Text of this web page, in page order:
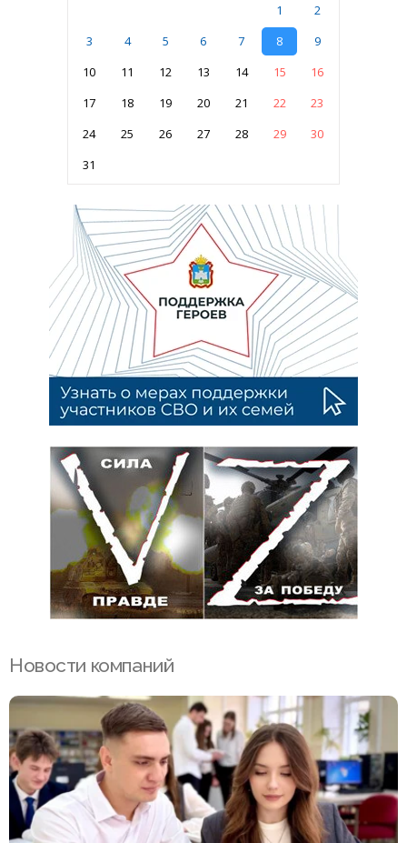
1
2
3
4 5 6 7 8
9
10
11 12 13 14 15
16
17
18 19 20 21 22
23
24
25 26 27 28 29
30
31
Новости компаний